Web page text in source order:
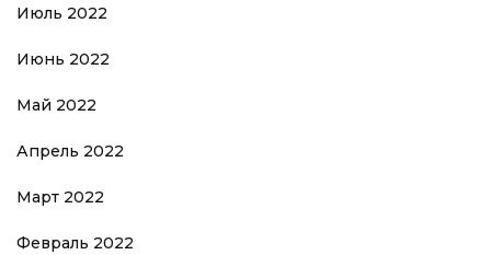
Июль 2022
Июнь 2022
Май 2022
Апрель 2022
Март 2022
Февраль 2022